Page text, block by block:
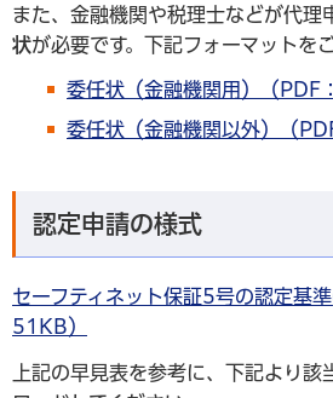
また、金融機関や税理士などが代理
状が必要です。下記フォーマットを
委任状（金融機関用）（PDF
委任状（金融機関以外）（
認定申請の様式
セーフティネット保証5号の認定基
51KB）
上記の早見表を参考に、下記より該